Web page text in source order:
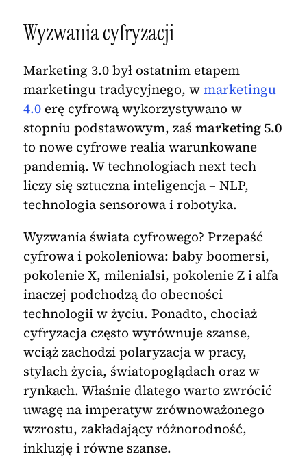
Wyzwania cyfryzacji
Marketing 3.0 był ostatnim etapem
marketingu tradycyjnego, wmarketingu
4.0erę cyfrową wykorzystywano w
stopniu podstawowym, zaś marketing 5.0
to nowe cyfrowe realia warunkowane
pandemią. W technologiach next tech
liczy się sztuczna inteligencja – NLP,
technologia sensorowa i robotyka.
Wyzwania świata cyfrowego? Przepaść
cyfrowa i pokoleniowa: baby boomersi,
pokolenie X, milenialsi, pokolenie Z i alfa
inaczej podchodzą do obecności
technologii w życiu. Ponadto, chociaż
cyfryzacja często wyrównuje szanse,
wciąż zachodzi polaryzacja w pracy,
stylach życia, światopoglądach oraz w
rynkach. Właśnie dlatego warto zwrócić
uwagę na imperatyw zrównoważonego
wzrostu, zakładający różnorodność,
inkluzję i równe szanse.